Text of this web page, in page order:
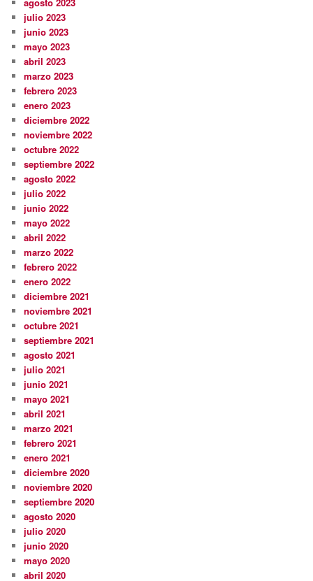
julio 2023
junio 2023
mayo 2023
abril 2023
marzo 2023
febrero 2023
enero 2023
diciembre 2022
noviembre 2022
octubre 2022
septiembre 2022
agosto 2022
julio 2022
junio 2022
mayo 2022
abril 2022
marzo 2022
febrero 2022
enero 2022
diciembre 2021
noviembre 2021
octubre 2021
septiembre 2021
agosto 2021
julio 2021
junio 2021
mayo 2021
abril 2021
marzo 2021
febrero 2021
enero 2021
diciembre 2020
noviembre 2020
septiembre 2020
agosto 2020
julio 2020
junio 2020
mayo 2020
abril 2020